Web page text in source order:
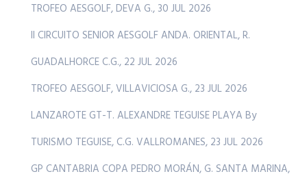
TROFEO AESGOLF, DEVA G., 30 JUL 2026
II CIRCUITO SENIOR AESGOLF ANDA. ORIENTAL, R.
GUADALHORCE C.G., 22 JUL 2026
TROFEO AESGOLF, VILLAVICIOSA G., 23 JUL 2026
LANZAROTE GT-T. ALEXANDRE TEGUISE PLAYA By
TURISMO TEGUISE, C.G. VALLROMANES, 23 JUL 2026
GP CANTABRIA COPA PEDRO MORÁN, G. SANTA MARINA,